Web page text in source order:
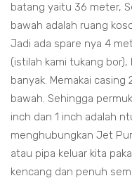
batang yaitu 36 meter,
bawah adalah ruang
Jadi ada spare nya 4
(istilah kami tukang
banyak. Memakai
bawah. Sehingga
inch dan 1 inch adalah
menghubungkan Jet
atau pipa keluar kita
kencang dan penuh